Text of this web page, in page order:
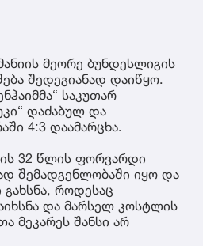
მეორე ბუნდესლიგის
შედეგიანად დაიწყო.
საკუთარ
დაძაბულ და
4:3 დაამარცხა.
32 წლის ფორვარდი
შემადგენლობაში იყო და
გახსნა, როდესაც
და მარსელ კოსტლის
მეკარეს შანსი არ